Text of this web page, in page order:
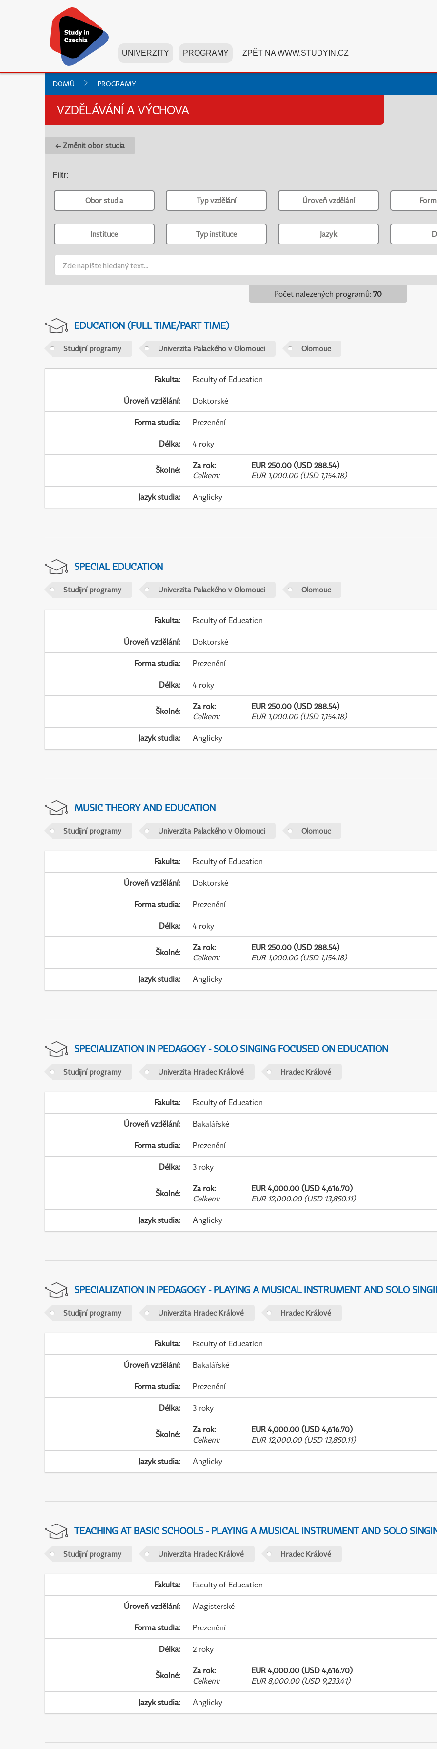
UNIVERZITY PROGRAMY ZPĚT NA WWW.STUDYIN.CZ
DOMŮ PROGRAMY
VZDĚLÁVÁNÍ A VÝCHOVA
← Změnit obor studia
Filtr:
Obor studia Typ vzdělání Úroveň vzdělání
Instituce Typ instituce Jazyk
Počet nalezených programů: 70
EDUCATION (FULL TIME/PART TIME)
Studijní programy Univerzita Palackého v Olomouci Olomouc
Fakulta: Faculty of Education
Úroveň vzdělání: Doktorské
Forma studia: Prezenční
Délka: 4 roky
Školné: Za rok:
EUR 250.00 (USD 288.54)
Celkem: EUR 1,000.00 (USD 1,154.18)
Jazyk studia: Anglicky
SPECIAL EDUCATION
Studijní programy Univerzita Palackého v Olomouci Olomouc
Fakulta: Faculty of Education
Úroveň vzdělání: Doktorské
Forma studia: Prezenční
Délka: 4 roky
Školné: Za rok:
EUR 250.00 (USD 288.54)
Celkem: EUR 1,000.00 (USD 1,154.18)
Jazyk studia: Anglicky
MUSIC THEORY AND EDUCATION
Studijní programy Univerzita Palackého v Olomouci Olomouc
Fakulta: Faculty of Education
Úroveň vzdělání: Doktorské
Forma studia: Prezenční
Délka: 4 roky
Školné: Za rok:
EUR 250.00 (USD 288.54)
Celkem: EUR 1,000.00 (USD 1,154.18)
Jazyk studia: Anglicky
SPECIALIZATION IN PEDAGOGY - SOLO SINGING FOCUSED ON EDUCATION
Studijní programy Univerzita Hradec Králové Hradec Králové
Fakulta: Faculty of Education
Úroveň vzdělání: Bakalářské
Forma studia: Prezenční
Délka: 3 roky
Školné: Za rok:
EUR 4,000.00 (USD 4,616.70)
Celkem: EUR 12,000.00 (USD 13,850.11)
Jazyk studia: Anglicky
SPECIALIZATION IN PEDAGOGY - PLAYING A MUSICAL INSTRUMENT AND SOLO
Studijní programy Univerzita Hradec Králové Hradec Králové
Fakulta: Faculty of Education
Úroveň vzdělání: Bakalářské
Forma studia: Prezenční
Délka: 3 roky
Školné: Za rok:
EUR 4,000.00 (USD 4,616.70)
Celkem: EUR 12,000.00 (USD 13,850.11)
Jazyk studia: Anglicky
TEACHING AT BASIC SCHOOLS - PLAYING A MUSICAL INSTRUMENT AND SOLO
Studijní programy Univerzita Hradec Králové Hradec Králové
Fakulta: Faculty of Education
Úroveň vzdělání: Magisterské
Forma studia: Prezenční
Délka: 2 roky
Školné: Za rok:
EUR 4,000.00 (USD 4,616.70)
Celkem: EUR 8,000.00 (USD 9,233.41)
Jazyk studia: Anglicky